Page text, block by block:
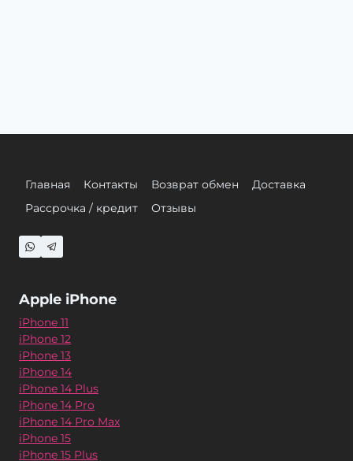
Главная Контакты Возврат обмен
Доставка
Рассрочка / кредит
Отзывы
Apple iPhone
iPhone 11
iPhone 12
iPhone 13
iPhone 14
iPhone 14 Plus
iPhone 14 Pro
iPhone 14 Pro Max
iPhone 15
iPhone 15 Plus